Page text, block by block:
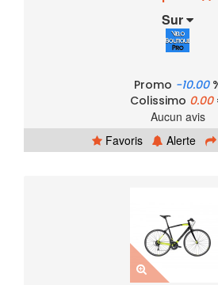
Sur
Promo -10.00
Colissimo 0.00
Aucun avis
Favoris
Alerte